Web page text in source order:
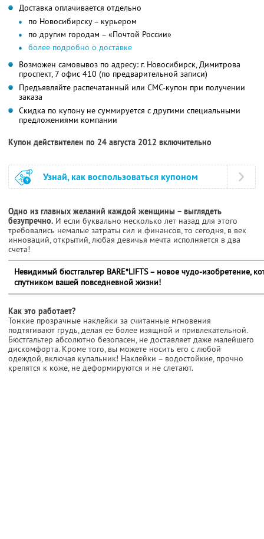
Доставка оплачивается отдельно
по Новосибирску – курьером
по другим городам – «Почтой России»
более подробно о доставке
Возможен самовывоз по адресу: г. Новосибирск, Димитрова
проспект, 7 офис 410 (по предварительной записи)
Предъявляйте распечатанный или СМС-купон при получении
заказа
Скидка по купону не суммируется с другими специальными
предложениями компании
Купон действителен по 24 августа 2012 включительно
Узнай, как воспользоваться купоном
Одно из главных желаний каждой женщины – выглядеть
безупречно. И если буквально несколько лет назад для этого
требовались немалые затраты сил и финансов, то сегодня, в век
инноваций, открытий, любая девичья мечта исполняется в два
счета!
Невидимый бюстгальтер BARE*LIFTS – новое чудо-изобретение,
спутником вашей повседневной жизни!
Как это работает?
Тонкие прозрачные наклейки за считанные мгновения
подтягивают грудь, делая ее более изящной и привлекательной.
Бюстгальтер абсолютно безопасен, не доставляет даже малейшего
дискомфорта. Кроме того, вы можете носить его с любой
одеждой, включая купальник! Наклейки – водостойкие, прочно
крепятся к коже, не деформируются и не слетают.